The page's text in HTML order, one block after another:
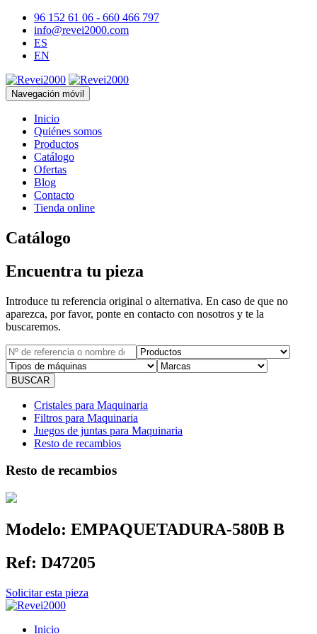
96 152 61 06 - 660 466 797
info@revei2000.com
ES
EN
Navegación móvil
Inicio
Quiénes somos
Productos
Catálogo
Ofertas
Blog
Contacto
Tienda online
Catálogo
Encuentra tu pieza
Introduce tu referencia original o alternativa. En caso de que no
aparezca, por favor, ponte en contacto con nosotros y te la
buscaremos.
Cristales para Maquinaria
Filtros para Maquinaria
Juegos de juntas para Maquinaria
Resto de recambios
Resto de recambios
Modelo: EMPAQUETADURA-580B B
Ref: D47205
Solicitar esta pieza
Inicio